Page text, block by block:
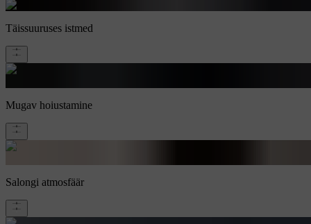
Täissuuruses istmed
Mugav hoiustamine
Salongi atmosfäär